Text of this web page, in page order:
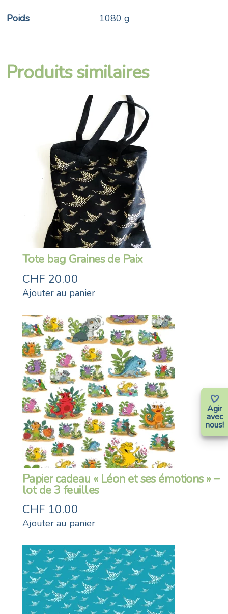
Agir
avec
nous!
Poids 1080 g
Produits similaires
Tote bag Graines de Paix
CHF 20.00
Ajouter au panier
Papier cadeau « Léon et ses émotions » –
lot de 3 feuilles
CHF 10.00
Ajouter au panier